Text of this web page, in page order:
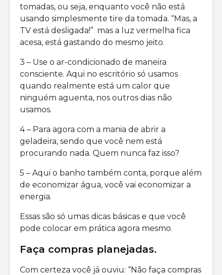
tomadas, ou seja, enquanto você não está
usando simplesmente tire da tomada. “Mas, a
TV está desligada!” mas a luz vermelha fica
acesa, está gastando do mesmo jeito.
3 – Use o ar-condicionado de maneira
consciente. Aqui no escritório só usamos
quando realmente está um calor que
ninguém aguenta, nos outros dias não
usamos.
4 – Para agora com a mania de abrir a
geladeira, sendo que você nem está
procurando nada. Quem nunca faz isso?
5 – Aqui o banho também conta, porque além
de economizar água, você vai economizar a
energia.
Essas são só umas dicas básicas e que você
pode colocar em prática agora mesmo.
Faça compras planejadas.
Com certeza você já ouviu: “Não faça compras